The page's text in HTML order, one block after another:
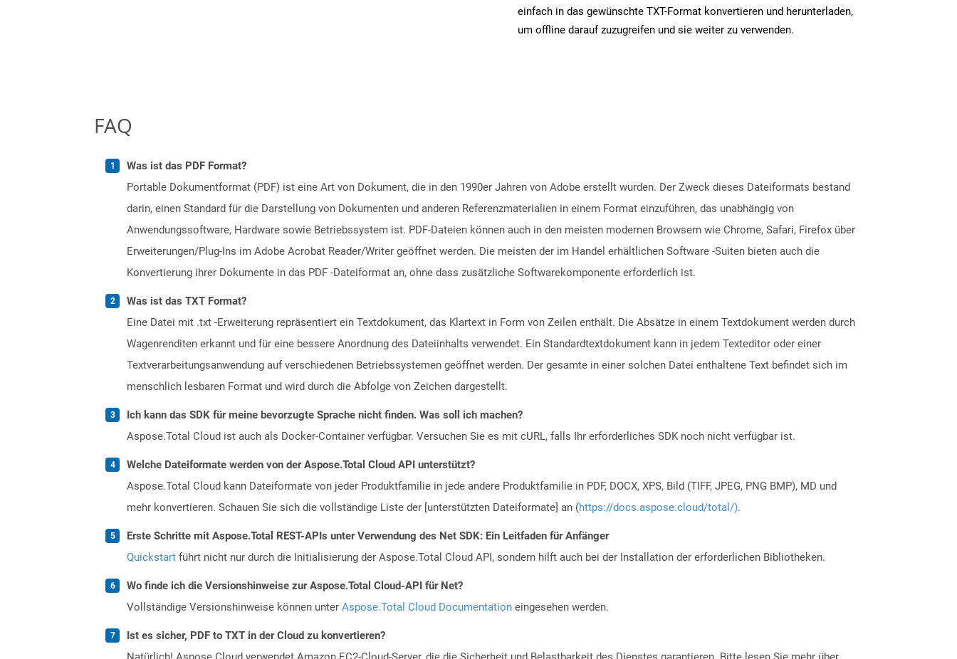
einfach in das gewünschte TXT-Format konvertieren und herunterladen,
um offline darauf zuzugreifen und sie weiter zu verwenden.
FAQ
Was ist das PDF Format?
Portable Dokumentformat (PDF) ist eine Art von Dokument, die in den 1990er Jahren von Adobe erstellt wurden. Der Zweck dieses Dateiformats bestand
darin, einen Standard für die Darstellung von Dokumenten und anderen Referenzmaterialien in einem Format einzuführen, das unabhängig von
Anwendungssoftware, Hardware sowie Betriebssystem ist. PDF-Dateien können auch in den meisten modernen Browsern wie Chrome, Safari, Firefox über
Erweiterungen/Plug-Ins im Adobe Acrobat Reader/Writer geöffnet werden. Die meisten der im Handel erhältlichen Software -Suiten bieten auch die
Konvertierung ihrer Dokumente in das PDF -Dateiformat an, ohne dass zusätzliche Softwarekomponente erforderlich ist.
Was ist das TXT Format?
Eine Datei mit .txt -Erweiterung repräsentiert ein Textdokument, das Klartext in Form von Zeilen enthält. Die Absätze in einem Textdokument werden durch
Wagenrenditen erkannt und für eine bessere Anordnung des Dateiinhalts verwendet. Ein Standardtextdokument kann in jedem Texteditor oder einer
Textverarbeitungsanwendung auf verschiedenen Betriebssystemen geöffnet werden. Der gesamte in einer solchen Datei enthaltene Text befindet sich im
menschlich lesbaren Format und wird durch die Abfolge von Zeichen dargestellt.
Ich kann das SDK für meine bevorzugte Sprache nicht finden. Was soll ich machen?
Aspose.Total Cloud ist auch als Docker-Container verfügbar. Versuchen Sie es mit cURL, falls Ihr erforderliches SDK noch nicht verfügbar ist.
Welche Dateiformate werden von der Aspose.Total Cloud API unterstützt?
Aspose.Total Cloud kann Dateiformate von jeder Produktfamilie in jede andere Produktfamilie in PDF, DOCX, XPS, Bild (TIFF, JPEG, PNG BMP), MD und
mehr konvertieren. Schauen Sie sich die vollständige Liste der [unterstützten Dateiformate] an (https://docs.aspose.cloud/total/).
Erste Schritte mit Aspose.Total REST-APIs unter Verwendung des Net SDK: Ein Leitfaden für Anfänger
Quickstart führt nicht nur durch die Initialisierung der Aspose.Total Cloud API, sondern hilft auch bei der Installation der erforderlichen Bibliotheken.
Wo finde ich die Versionshinweise zur Aspose.Total Cloud-API für Net?
Vollständige Versionshinweise können unter Aspose.Total Cloud Documentation eingesehen werden.
Ist es sicher, PDF to TXT in der Cloud zu konvertieren?